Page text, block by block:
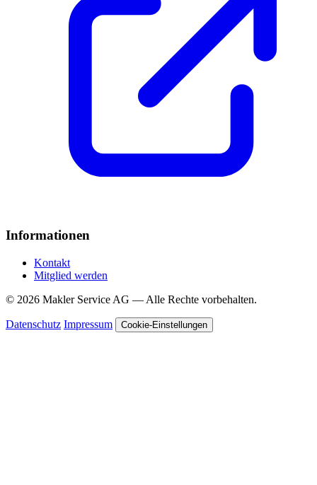
Informationen
Kontakt
Mitglied werden
© 2026 Makler Service AG — Alle Rechte vorbehalten.
Datenschutz Impressum Cookie-Einstellungen